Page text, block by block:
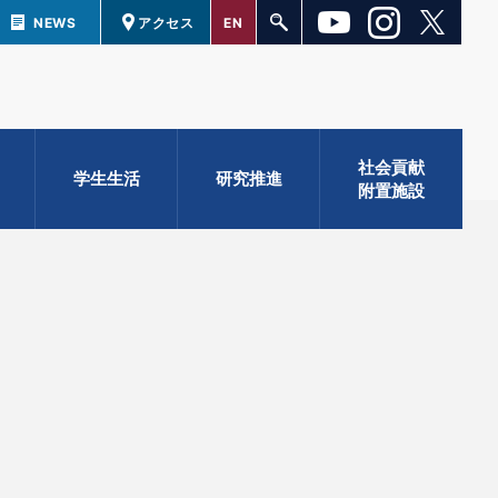
NEWS アクセス EN
学生生活 研究推進
社会貢献
附置施設